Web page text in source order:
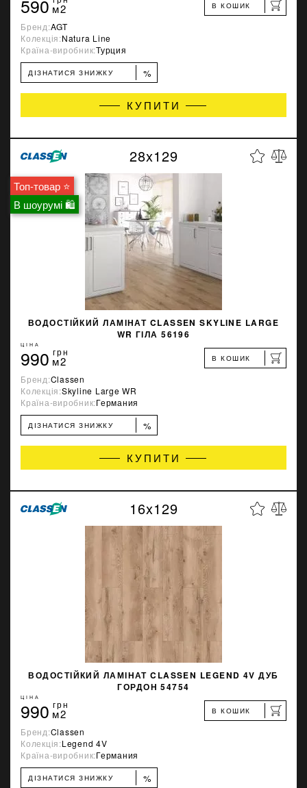
590 м2 В КОШИК
Бренд:AGT
Колекція:Natura Line
Країна-виробник:Турция
ДІЗНАТИСЯ ЗНИЖКУ %
КУПИТИ
Топ-товар ⭐
В шоурумі 🛍
28x129
ВОДОСТІЙКИЙ ЛАМІНАТ CLASSEN SKYLINE LARGE
WR ГІЛА 56196
ЦІНА
990 грн
м2 В КОШИК
Бренд:Classen
Колекція:Skyline Large WR
Країна-виробник:Германия
ДІЗНАТИСЯ ЗНИЖКУ %
КУПИТИ
16x129
ВОДОСТІЙКИЙ ЛАМІНАТ CLASSEN LEGEND 4V ДУБ
ГОРДОН 54754
ЦІНА
990 грн
м2 В КОШИК
Бренд:Classen
Колекція:Legend 4V
Країна-виробник:Германия
ДІЗНАТИСЯ ЗНИЖКУ %